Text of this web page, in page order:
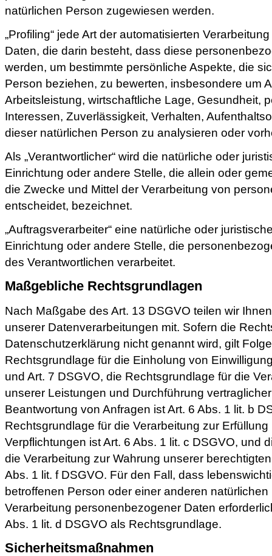
natürlichen Person zugewiesen werden.
„Profiling“ jede Art der automatisierten
Daten, die darin besteht, dass diese
werden, um bestimmte persönliche Aspekte, die
Person beziehen, zu bewerten, insbesondere um
Arbeitsleistung, wirtschaftliche Lage, Gesundheit,
Interessen, Zuverlässigkeit, Verhalten,
dieser natürlichen Person zu analysieren oder
Als „Verantwortlicher“ wird die natürliche oder
Einrichtung oder andere Stelle, die allein oder
die Zwecke und Mittel der Verarbeitung von
entscheidet, bezeichnet.
„Auftragsverarbeiter“ eine natürliche oder
Einrichtung oder andere Stelle, die
des Verantwortlichen verarbeitet.
Maßgebliche Rechtsgrundlagen
Nach Maßgabe des Art. 13 DSGVO teilen wir
unserer Datenverarbeitungen mit. Sofern die
Datenschutzerklärung nicht genannt wird, gilt
Rechtsgrundlage für die Einholung von
und Art. 7 DSGVO, die Rechtsgrundlage für die
unserer Leistungen und Durchführung
Beantwortung von Anfragen ist Art. 6 Abs. 1 lit. b
Rechtsgrundlage für die Verarbeitung zur
Verpflichtungen ist Art. 6 Abs. 1 lit. c DSGVO, und
die Verarbeitung zur Wahrung unserer
Abs. 1 lit. f DSGVO. Für den Fall, dass
betroffenen Person oder einer anderen
Verarbeitung personenbezogener Daten
Abs. 1 lit. d DSGVO als Rechtsgrundlage.
Sicherheitsmaßnahmen